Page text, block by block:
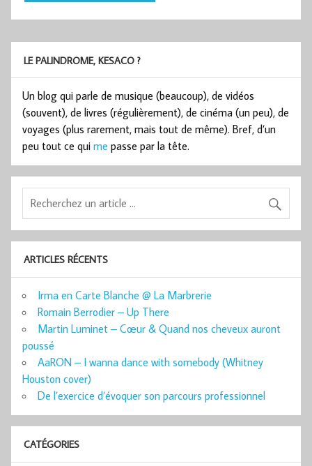
LE PALINDROME, KESACO ?
Un blog qui parle de musique (beaucoup), de vidéos
(souvent), de livres (régulièrement), de cinéma (un peu), de
voyages (plus rarement, mais tout de même). Bref, d’un
peu tout ce qui me passe par la tête.
ARTICLES RÉCENTS
Irma en Carte Blanche @ La Marbrerie
Romain Berrodier – Up There
Martin Luminet – Cœur & Quand nos cheveux auront
poussé
AaRON – I wanna dance with somebody (Whitney
Houston cover)
De l’exercice d’évoquer son parcours professionnel
CATÉGORIES